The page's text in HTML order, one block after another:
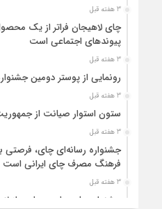
3 هفته قبل
چای لاهیجان فراتر از یک
پیوندهای اجتماعی است
3 هفته قبل
رونمایی از پوستر دومین
3 هفته قبل
ستون استوار صیانت از
3 هفته قبل
جشنواره رسانه‌ای چای، فرصتی
فرهنگ مصرف چای ایرانی است
3 هفته قبل
جشنواره ملی چای، حمایت از